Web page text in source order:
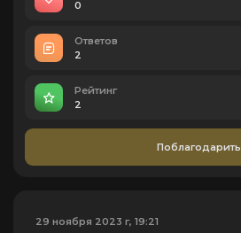
0
Ответов
2
Рейтинг
2
Поблагодарить
29 ноября 2023 г, 19:21